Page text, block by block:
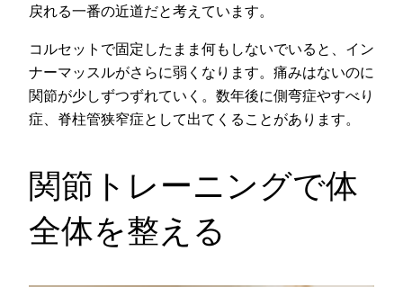
戻れる一番の近道だと考えています。
コルセットで固定したまま何もしないでいると、イン
ナーマッスルがさらに弱くなります。痛みはないのに
関節が少しずつずれていく。数年後に側弯症やすべり
症、脊柱管狭窄症として出てくることがあります。
関節トレーニングで体
全体を整える